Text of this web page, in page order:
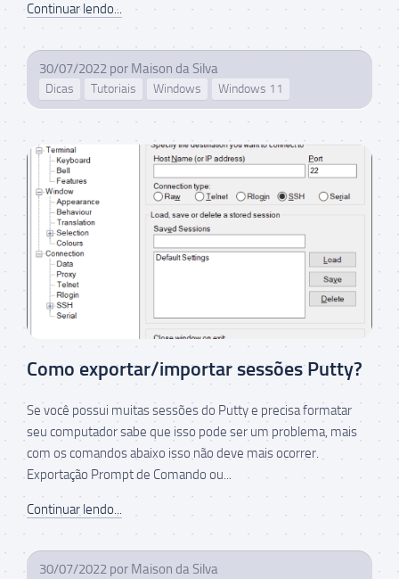
Continuar lendo...
30/07/2022 por Maison da Silva
Dicas Tutoriais Windows Windows 11
Como exportar/importar sessões Putty?
Se você possui muitas sessões do Putty e precisa formatar
seu computador sabe que isso pode ser um problema, mais
com os comandos abaixo isso não deve mais ocorrer.
Exportação Prompt de Comando ou...
Continuar lendo...
30/07/2022 por Maison da Silva